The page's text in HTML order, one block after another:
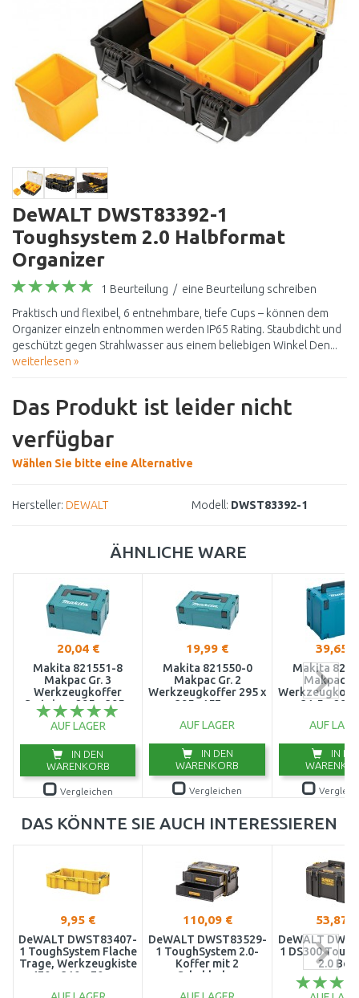
DeWALT DWST83392-1
Toughsystem 2.0 Halbformat
Organizer
1 Beurteilung / eine Beurteilung schreiben
Praktisch und flexibel, 6 entnehmbare, tiefe Cups – können dem
Organizer einzeln entnommen werden IP65 Rating. Staubdicht und
geschützt gegen Strahlwasser aus einem beliebigen Winkel Den...
weiterlesen »
Das Produkt ist leider nicht
verfügbar
Wählen Sie bitte eine Alternative
Hersteller: DEWALT Modell: DWST83392-1
ÄHNLICHE WARE
20,04 €
Makita 821551-8
Makpac Gr. 3
Werkzeugkoffer
Systainer 295 x 395 x
210 mm
AUF LAGER
IN DEN
WARENKORB
Vergleichen
19,99 €
Makita 821550-0
Makpac Gr. 2
Werkzeugkoffer 295 x
395 x157mm
AUF LAGER
IN DEN
WARENKORB
Vergleichen
39,65 €
Makita
Makpac
31,5 x 295
AUF
IN
DAS KÖNNTE SIE AUCH INTERESSIEREN
9,95 €
DeWALT DWST83407-
1 ToughSystem Flache
Trage, Werkzeugkiste
470 x 310 x 70 mm
110,09 €
DeWALT DWST83529-
1 ToughSystem 2.0-
Koffer mit 2
Schubladen
53,87 €
DeWALT
1 DS300
2.0 Box